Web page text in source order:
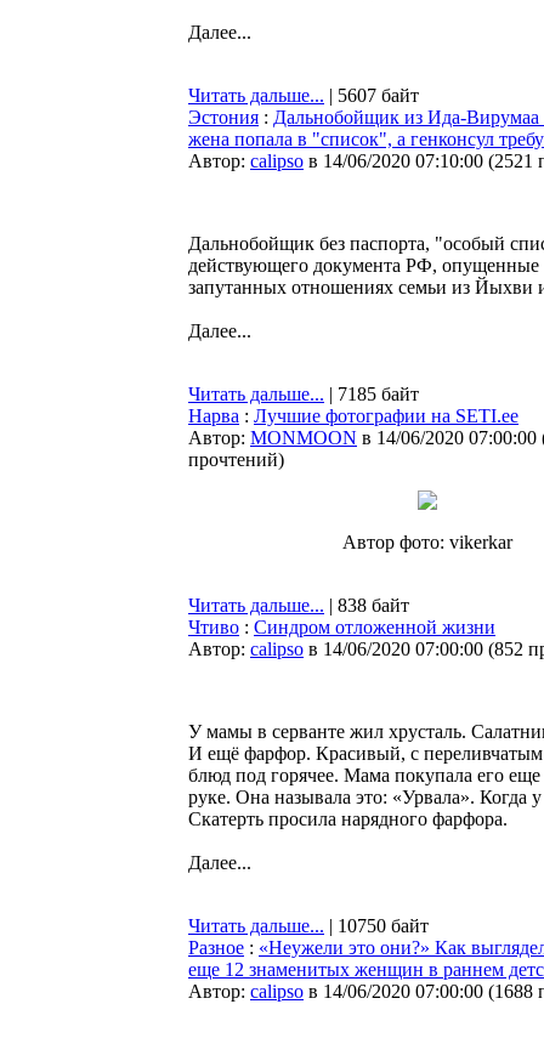
Далее...
Читать дальше... | 5607 байт
Эстония : Дальнобойщик из Ида-Вирумаа
жена попала в "список", а генконсул
Автор: calipso в 14/06/2020 07:10:00 (2521
Дальнобойщик без паспорта, "особый
действующего документа РФ,
запутанных отношениях семьи из Йыхви
Далее...
Читать дальше... | 7185 байт
Нарва : Лучшие фотографии на SETI.ee
Автор: MONMOON в 14/06/2020 07:00:00
прочтений)
Автор фото: vikerkar
Читать дальше... | 838 байт
Чтиво : Синдром отложенной жизни
Автор: calipso в 14/06/2020 07:00:00 (852
У мамы в серванте жил хрусталь.
И ещё фарфор. Красивый, с
блюд под горячее. Мама покупала его
руке. Она называла это: «Урвала». Когда
Скатерть просила нарядного фарфора.
Далее...
Читать дальше... | 10750 байт
Разное : «Неужели это они?» Как
еще 12 знаменитых женщин в раннем
Автор: calipso в 14/06/2020 07:00:00 (1688